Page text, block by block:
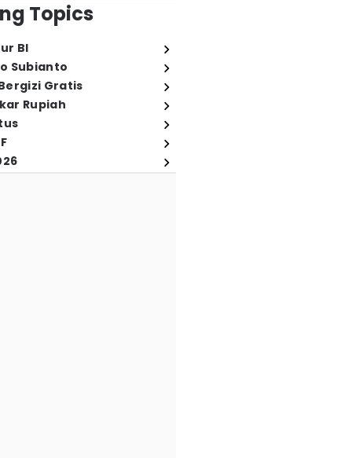
Topics
BI
Subianto
Gratis
Rupiah